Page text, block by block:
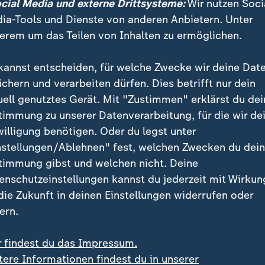
ihrer Kandidatur versucht dieDemokratinauch
Lager zu erreichen. Harris will als
werden, will einen Republikanermit inihre
"Country over Party" - also "Land
trat sie vor 100 Anti-Trump-Republikanern im
auf. Sie warnte deutlich vor Trump, zitierte
Worten Trumps sei "von Kopf bis Fuß ein
Partei Sie wählen, egal, wen
gewählt haben, es gibt einen
Wahlkampf.
Präsidentschaftskandidatin
Media und externe Drittsysteme:Wir nutzen
Tools und Dienste von anderen Anbietern. Unter
um das Teilen von Inhalten zu ermöglichen.
entscheiden, für welche Zwecke wir deine
und verarbeiten dürfen. Dies betrifft nur dein
genutztes Gerät. Mit "Zustimmen" erklärst du
zu unserer Datenverarbeitung, für die wir
benötigen. Oder du legst unter
Ablehnen" fest, welchen Zwecken du
gibst und welchen nicht. Deine
kannst du jederzeit mit
Zukunft in deinen Einstellungen widerrufen oder
findest du das Impressum.
Informationen findest du in unserer